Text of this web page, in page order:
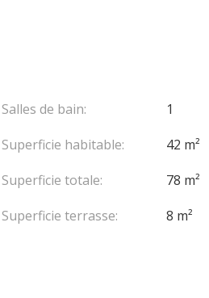
ombrage aux jardins. Au cœur
Salles de bain:
1
Superficie habitable:
42 m²
Superficie totale:
78 m²
Superficie terrasse:
8 m²